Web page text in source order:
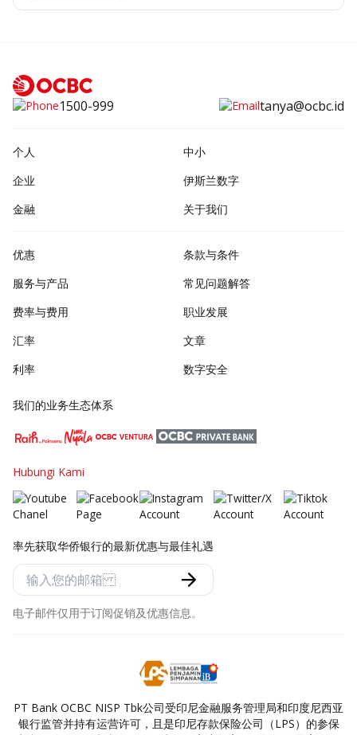
1500-999 tanya@ocbc.id
个人
中小
企业
伊斯兰数字
金融
关于我们
优惠
服务与产品
费率与费用
汇率
利率
条款与条件
常见问题解答
职业发展
文章
数字安全
我们的业务生态体系
Hubungi Kami
率先获取华侨银行的最新优惠与最佳礼遇
电子邮件仅用于订阅促销及优惠信息。
PT Bank OCBC NISP Tbk公司受印尼金融服务管理局和印度尼西亚
银行监管并持有运营许可，且是印尼存款保险公司（LPS）的参保